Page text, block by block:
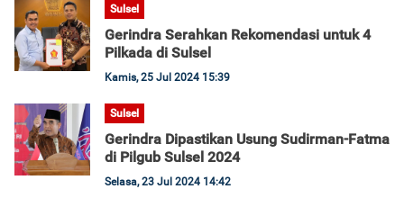
Sulsel
Gerindra Serahkan Rekomendasi untuk 4
Pilkada di Sulsel
Kamis, 25 Jul 2024 15:39
Sulsel
Gerindra Dipastikan Usung Sudirman-Fatma
di Pilgub Sulsel 2024
Selasa, 23 Jul 2024 14:42